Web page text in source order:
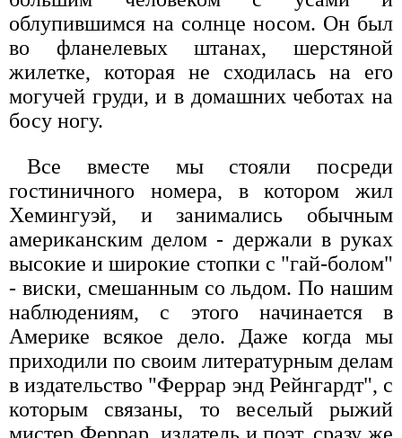
облупившимся на солнце носом. Он был
во фланелевых штанах, шерстяной
жилетке, которая не сходилась на его
могучей груди, и в домашних чеботах на
босу ногу.
Все вместе мы стояли посреди
гостиничного номера, в котором жил
Хемингуэй, и занимались обычным
американским делом - держали в руках
высокие и широкие стопки с "гай-болом"
- виски, смешанным со льдом. По нашим
наблюдениям, с этого начинается в
Америке всякое дело. Даже когда мы
приходили по своим литературным делам
в издательство "Феррар энд Рейнгардт", с
которым связаны, то веселый рыжий